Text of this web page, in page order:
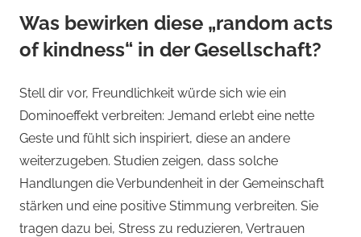
Was bewirken diese „random acts
of kindness“ in der Gesellschaft?
Stell dir vor, Freundlichkeit würde sich wie ein
Dominoeffekt verbreiten: Jemand erlebt eine nette
Geste und fühlt sich inspiriert, diese an andere
weiterzugeben. Studien zeigen, dass solche
Handlungen die Verbundenheit in der Gemeinschaft
stärken und eine positive Stimmung verbreiten. Sie
tragen dazu bei, Stress zu reduzieren, Vertrauen